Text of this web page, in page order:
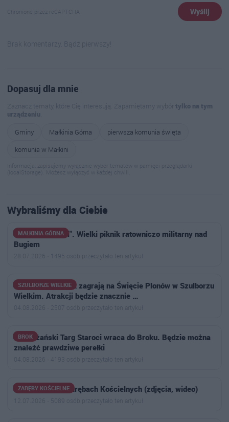
Chronione przez reCAPTCHA Wyślij
Brak komentarzy. Bądź pierwszy!
Dopasuj dla mnie
Zaznacz tematy, które Cię interesują. Zapamiętamy wybórtylko na tym
urządzeniu.
Gminy
Małkinia Górna
pierwsza komunia święta
komunia w Małkini
Informacja: zapisujemy wyłącznie wybór tematów w pamięci przeglądarki
(localStorage). Możesz wyłączyć w każdej chwili.
Wybraliśmy dla Ciebie
MAŁKINIA GÓRNA
"Silni w jedności". Wielki piknik ratowniczo militarny nad
Bugiem
28.07.2026 · 1495 osób przeczytało ten artykuł
SZULBORZE WIELKIE
Weekend i Roxaok zagrają na Święcie Plonów w Szulborzu
Wielkim. Atrakcji będzie znacznie …
04.08.2026 · 2507 osób przeczytało ten artykuł
BROK
Nadbużański Targ Staroci wraca do Broku. Będzie można
znaleźć prawdziwe perełki
04.08.2026 · 4193 osób przeczytało ten artykuł
ZARĘBY KOŚCIELNE
Letni Festyn w Zarębach Kościelnych (zdjęcia, wideo)
12.07.2026 · 5089 osób przeczytało ten artykuł